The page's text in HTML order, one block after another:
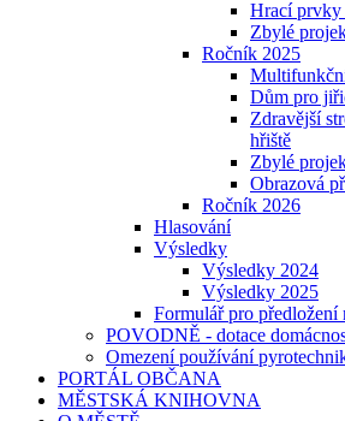
Hrací prvky
Zbylé
Ročník 2025
Dům pro
Zdravější
hřiště
Zbylé
Obrazová
Ročník 2026
Hlasování
Výsledky
Výsledky 2024
Výsledky 2025
Formulář pro předložení
POVODNĚ - dotace
Omezení používání
PORTÁL OBČANA
MĚSTSKÁ KNIHOVNA